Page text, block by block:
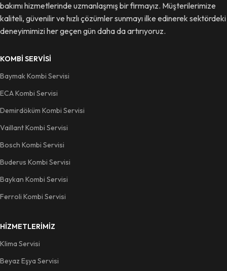
bakımı hizmetlerinde uzmanlaşmış bir firmayız. Müşterilerimize
kaliteli, güvenilir ve hızlı çözümler sunmayı ilke edinerek sektördeki
deneyimimizi her geçen gün daha da artırıyoruz.
KOMBI SERVISI
Baymak Kombi Servisi
ECA Kombi Servisi
Demirdöküm Kombi Servisi
Vaillant Kombi Servisi
Bosch Kombi Servisi
Buderus Kombi Servisi
Baykan Kombi Servisi
Ferroli Kombi Servisi
HIZMETLERIMIZ
Klima Servisi
Beyaz Eşya Servisi